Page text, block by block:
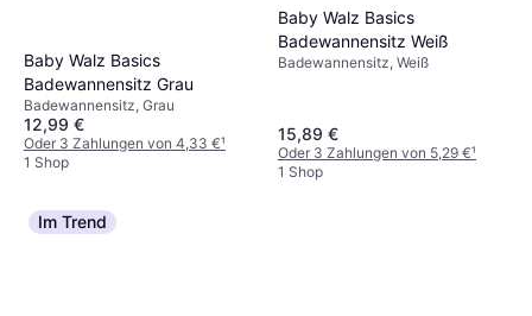
Baby Walz Basics
Badewannensitz Grau
Badewannensitz, Grau
12,99 €
Oder 3 Zahlungen von 4,33 €¹
1 Shop
Baby Walz Basics
Badewannensitz Weiß
Badewannensitz, Weiß
15,89 €
Oder 3 Zahlungen von 5,29 €¹
1 Shop
Im Trend